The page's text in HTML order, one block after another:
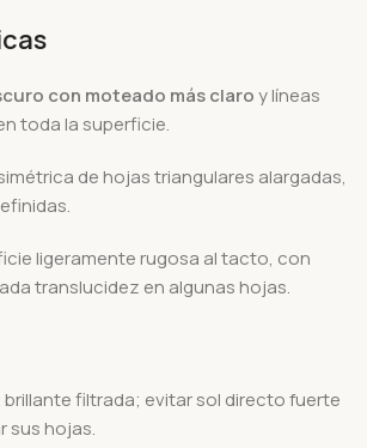
con moteado más claroy líneas
toda la superficie.
de hojas triangulares alargadas,
ligeramente rugosa al tacto, con
translucidez en algunas hojas.
brillante filtrada; evitar sol directo fuerte
sus hojas.